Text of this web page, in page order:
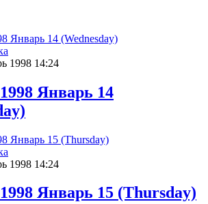
1998 14:24
Январь 14
1998 14:24
Январь 15 (Thursday)